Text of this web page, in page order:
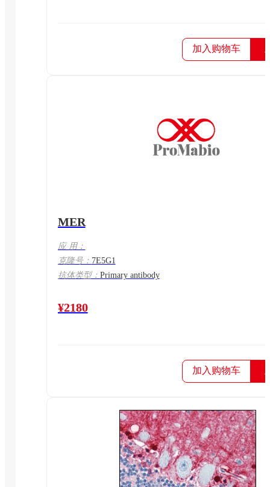
加入购物车
MER
应 用：
克隆号： 7E5G1
抗体类型： Primary antibody
¥2180
加入购物车